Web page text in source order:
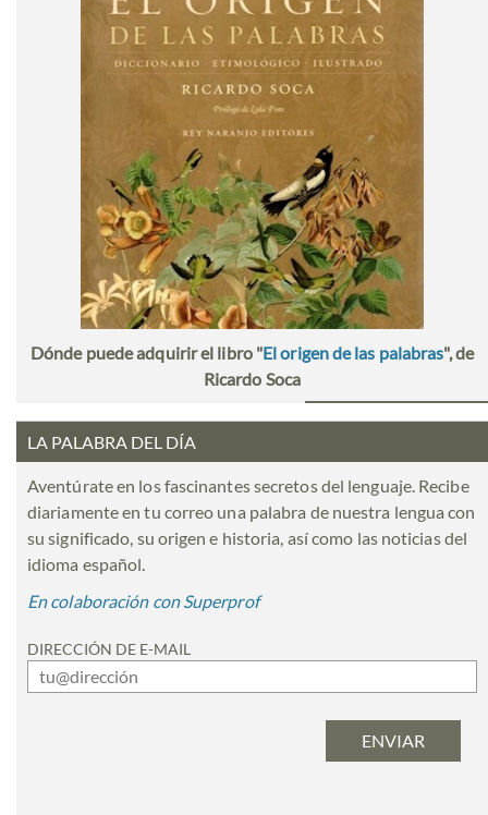
Dónde puede adquirir el libro "El origen de las palabras", de
Ricardo Soca
LA PALABRA DEL DÍA
Aventúrate en los fascinantes secretos del lenguaje. Recibe
diariamente en tu correo una palabra de nuestra lengua con
su significado, su origen e historia, así como las noticias del
idioma español.
En colaboración con Superprof
DIRECCIÓN DE E-MAIL